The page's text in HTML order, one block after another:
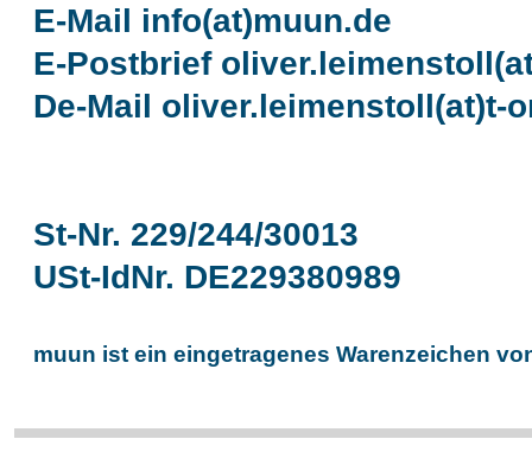
E-Mail info(at)muun.de
E-Postbrief
De-Mail oliver.leimenstoll(at)t-
St-Nr. 229/244/30013
USt-IdNr. DE229380989
muun ist ein eingetragenes Warenzeichen